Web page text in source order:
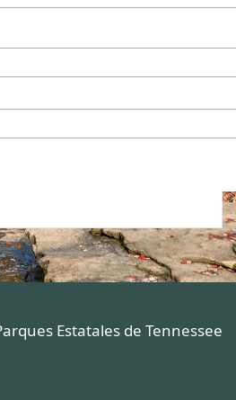
Estatales de Tennessee